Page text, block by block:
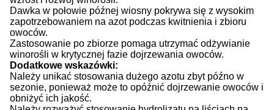
Dawka w połowie późnej wiosny pokrywa się z wysokim
zapotrzebowaniem na azot podczas kwitnienia i zbioru
owoców.
Zastosowanie po zbiorze pomaga utrzymać odżywianie
winorośli w krytycznej fazie dojrzewania owoców.
Dodatkowe wskazówki:
Należy unikać stosowania dużego azotu zbyt późno w
sezonie, ponieważ może to opóźnić dojrzewanie owoców i
obniżyć ich jakość.